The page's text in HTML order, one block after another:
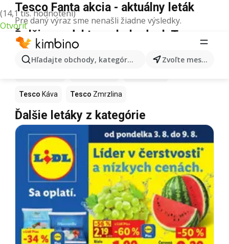
(14,1 tis. hodnotení)
Otvoriť
Hľadajte obchody, kategórie, produkty... Zvoľte mesto
Tesco Fanta akcia - aktuálny leták
Pre daný výraz sme nenašli žiadne výsledky.
Ďalšie produkty v obchodoch Tesco
Tesco Káva Tesco Zmrzlina
Ďalšie letáky z kategórie